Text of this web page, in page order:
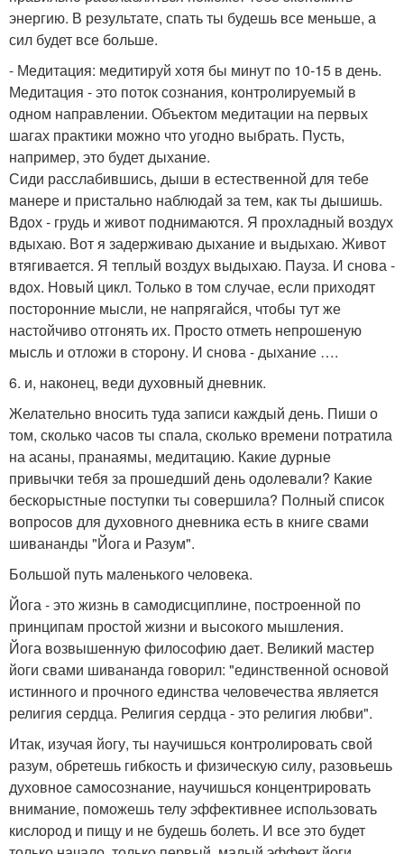
энергию. В результате, спать ты будешь все меньше, а
сил будет все больше.
- Медитация: медитируй хотя бы минут по 10-15 в день.
Медитация - это поток сознания, контролируемый в
одном направлении. Объектом медитации на первых
шагах практики можно что угодно выбрать. Пусть,
например, это будет дыхание.
Сиди расслабившись, дыши в естественной для тебе
манере и пристально наблюдай за тем, как ты дышишь.
Вдох - грудь и живот поднимаются. Я прохладный воздух
вдыхаю. Вот я задерживаю дыхание и выдыхаю. Живот
втягивается. Я теплый воздух выдыхаю. Пауза. И снова -
вдох. Новый цикл. Только в том случае, если приходят
посторонние мысли, не напрягайся, чтобы тут же
настойчиво отгонять их. Просто отметь непрошеную
мысль и отложи в сторону. И снова - дыхание ….
6. и, наконец, веди духовный дневник.
Желательно вносить туда записи каждый день. Пиши о
том, сколько часов ты спала, сколько времени потратила
на асаны, пранаямы, медитацию. Какие дурные
привычки тебя за прошедший день одолевали? Какие
бескорыстные поступки ты совершила? Полный список
вопросов для духовного дневника есть в книге свами
шивананды "Йога и Разум".
Большой путь маленького человека.
Йога - это жизнь в самодисциплине, построенной по
принципам простой жизни и высокого мышления.
Йога возвышенную философию дает. Великий мастер
йоги свами шивананда говорил: "единственной основой
истинного и прочного единства человечества является
религия сердца. Религия сердца - это религия любви".
Итак, изучая йогу, ты научишься контролировать свой
разум, обретешь гибкость и физическую силу, разовьешь
духовное самосознание, научишься концентрировать
внимание, поможешь телу эффективнее использовать
кислород и пищу и не будешь болеть. И все это будет